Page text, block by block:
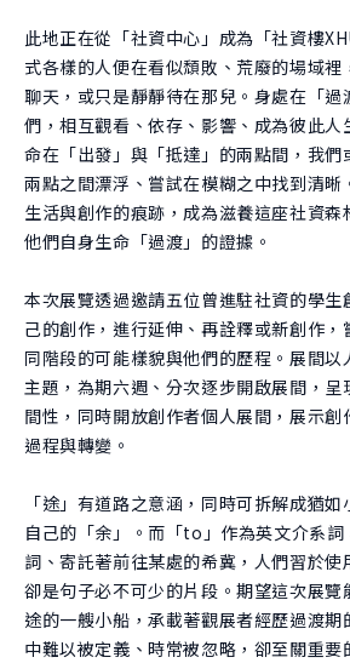
此地正在從「社資中心」成為「社資樓
式各樣的人便在看似頹敗、荒廢的場域裡
聊天，或只是靜靜待在那兒。身處在「過
們，相互觀看、依存、影響、成為彼此人
命在「出發」與「抵達」的兩點間，我們
兩點之間漂浮、嘗試在模糊之中找到清晰
生活與創作的痕跡，成為滋養這座社資
他們自身生命「過渡」的證據。
本次展覽透過邀請五位曾進駐社資的學生
己的創作，進行延伸、再詮釋或新創作
同階段的可能樣貌與他們的歷程。展間
主題，為期六週、分次逐步開啟展間，呈
間性，同時開放創作者個人展間，展示
過程與轉變。
「途」有道路之意涵，同時可拆解成猶
自己的「余」。而「to」作為英文介系
詞、寄託著前往某處的希冀，人們習於使
卻是句子必不可少的片段。期望這次展覽
途的一艘小船，承載著觀展者經歷過渡期
中難以被定義、時常被忽略，卻至關重要